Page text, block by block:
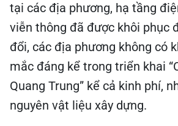
tại các địa phương, hạ tầng
viễn thông đã được khôi phục
đổi, các địa phương không có
mắc đáng kể trong triển khai
Quang Trung” kể cả kinh phí,
nguyên vật liệu xây dựng.